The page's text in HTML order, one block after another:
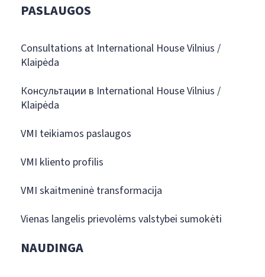
PASLAUGOS
Consultations at International House Vilnius /
Klaipėda
Консультации в International House Vilnius /
Klaipėda
VMI teikiamos paslaugos
VMI kliento profilis
VMI skaitmeninė transformacija
Vienas langelis prievolėms valstybei sumokėti
NAUDINGA